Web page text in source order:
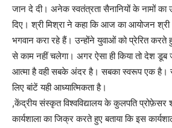
जान दे दी। अनेक स्वतंत्रता सैनानियों के नामों
दिए। श्री मिश्रा ने कहा कि आज का आयोजन श्री
भगवान करा रहे हैं। उन्होंने युवाओं को प्रेरित करते
से काम नहीं चलेगा। अगर ऐसा ही किया तो देश
आत्मा है वही सबके अंदर है। सबका स्वरूप एक
लिए बांटें यही आध्यात्मिकता है।
,केंद्रीय संस्कृत विश्वविद्यालय के कुलपति प्रोफ़ेसर
कार्यशाला का जिक्र करते हुए बताया कि इस